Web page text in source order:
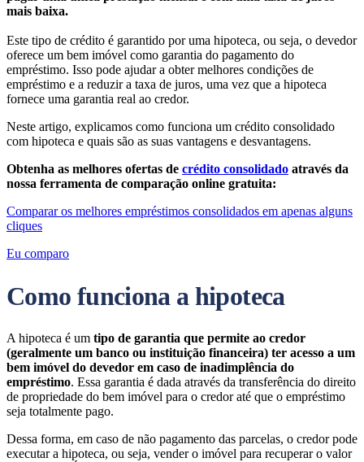
mais baixa.
Este tipo de crédito é garantido por uma hipoteca, ou seja, o devedor
oferece um bem imóvel como garantia do pagamento do
empréstimo. Isso pode ajudar a obter melhores condições de
empréstimo e a reduzir a taxa de juros, uma vez que a hipoteca
fornece uma garantia real ao credor.
Neste artigo, explicamos como funciona um crédito consolidado
com hipoteca e quais são as suas vantagens e desvantagens.
Obtenha as melhores ofertas de crédito consolidado através da
nossa ferramenta de comparação online gratuita:
Comparar os melhores empréstimos consolidados em apenas alguns
cliques
Eu comparo
Como funciona a hipoteca
A hipoteca é um tipo de garantia que permite ao credor
(geralmente um banco ou instituição financeira) ter acesso a um
bem imóvel do devedor em caso de inadimplência do
empréstimo. Essa garantia é dada através da transferência do direito
de propriedade do bem imóvel para o credor até que o empréstimo
seja totalmente pago.
Dessa forma, em caso de não pagamento das parcelas, o credor pode
executar a hipoteca, ou seja, vender o imóvel para recuperar o valor